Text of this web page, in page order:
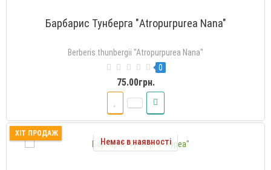
Барбарис Тунберга "Atropurpurea Nana"
Berberis thunbergii "Atropurpurea Nana"
0
75.00грн.
ХІТ ПРОДАЖ
Немає в наявності